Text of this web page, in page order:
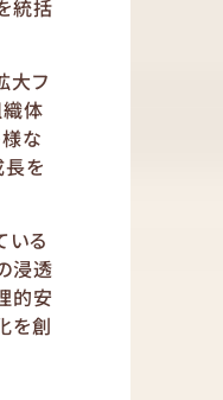
統括
大フ
体
な
を
いる
浸透
的安
を創